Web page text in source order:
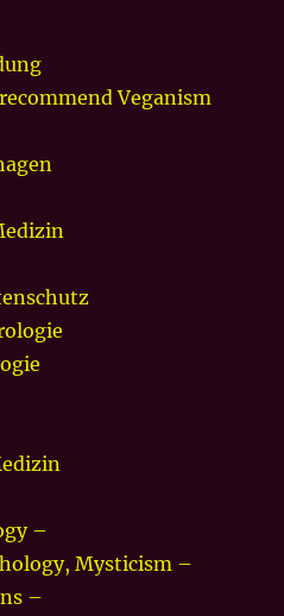
Veganism
–
Mysticism –
–